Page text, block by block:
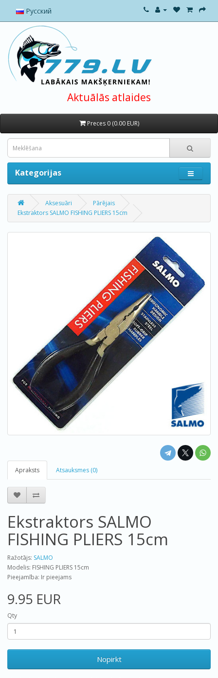
Русский
Aktuālās atlaides
Preces 0 (0.00 EUR)
Kategorijas
Aksesuāri
Pārējais
Ekstraktors SALMO FISHING PLIERS 15cm
Apraksts Atsauksmes (0)
Ekstraktors SALMO
FISHING PLIERS 15cm
Ražotājs: SALMO
Modelis: FISHING PLIERS 15cm
Pieejamība: Ir pieejams
9.95 EUR
Qty
Nopirkt